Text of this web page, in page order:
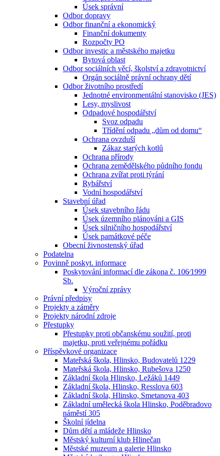
Úsek správní
Odbor dopravy
Odbor finanční a ekonomický
Finanční dokumenty
Rozpočty PO
Odbor investic a městského majetku
Bytová oblast
Odbor sociálních věcí, školství a zdravotnictví
Orgán sociálně právní ochrany dětí
Odbor životního prostředí
Jednotné environmentální stanovisko (JES)
Lesy, myslivost
Odpadové hospodářství
Svoz odpadu
Třídění odpadu „dům od domu“
Ochrana ovzduší
Zákaz starých kotlů
Ochrana přírody
Ochrana zemědělského půdního fondu
Ochrana zvířat proti týrání
Rybářství
Vodní hospodářství
Stavební úřad
Úsek stavebního řádu
Úsek územního plánováni a GIS
Úsek silničního hospodářství
Úsek památkové péče
Obecní živnostenský úřad
Podatelna
Povinně poskyt. informace
Poskytování informací dle zákona č. 106⁄1999
Sb.
Výroční zprávy
Právní předpisy
Projekty a záměry
Projekty národní zdroje
Přestupky
Přestupky proti občanskému soužití, proti
majetku, proti veřejnému pořádku
Příspěvkové organizace
Mateřská škola, Hlinsko, Budovatelů 1229
Mateřská škola, Hlinsko, Rubešova 1250
Základní škola Hlinsko, Ležáků 1449
Základní škola, Hlinsko, Resslova 603
Základní škola, Hlinsko, Smetanova 403
Základní umělecká škola Hlinsko, Poděbradovo
náměstí 305
Školní jídelna
Dům dětí a mládeže Hlinsko
Městský kulturní klub Hlinečan
Městské muzeum a galerie Hlinsko